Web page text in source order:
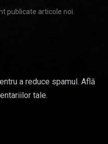
publicate articole noi.
a reduce spamul. Află
tale.